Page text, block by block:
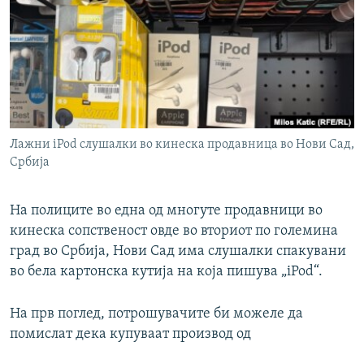
РСЕ веб страници
Лажни iPod слушалки во кинеска продавница во Нови Сад,
Србија
На полиците во една од многуте продавници во
кинеска сопственост овде во вториот по големина
град во Србија, Нови Сад има слушалки спакувани
во бела картонска кутија на која пишува „iPod“.
На прв поглед, потрошувачите би можеле да
помислат дека купуваат производ од